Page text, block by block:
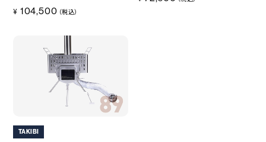
¥ 104,500 （税込）
TAKIBI